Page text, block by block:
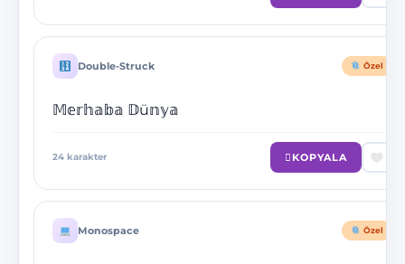
Double-Struck Özel
𝕄𝕖𝕣𝕙𝕒𝕓𝕒 𝔻ü𝕟𝕪𝕒
24 karakter KOPYALA
Monospace Özel